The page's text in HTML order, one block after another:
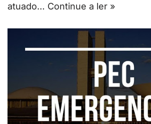
atuado… Continue a ler »